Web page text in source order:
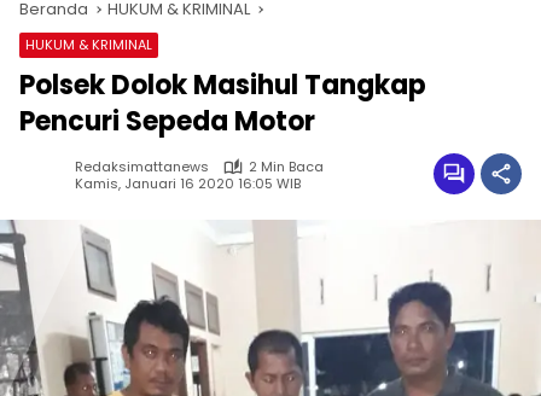
Beranda HUKUM & KRIMINAL
HUKUM & KRIMINAL
Polsek Dolok Masihul Tangkap
Pencuri Sepeda Motor
Redaksimattanews
2 Min Baca
Kamis, Januari 16 2020 16:05 WIB